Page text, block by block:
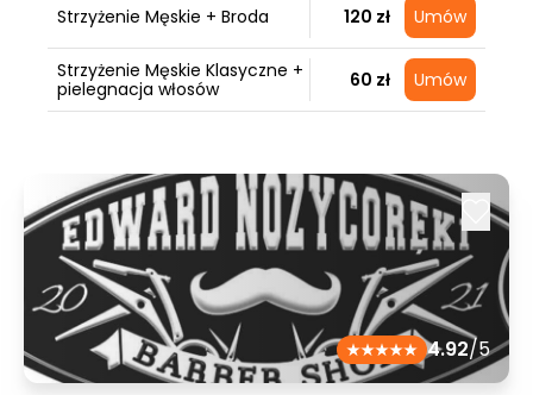
Strzyżenie Męskie + Broda 120 zł Umów
Strzyżenie Męskie Klasyczne +
pielegnacja włosów
60 zł Umów
4.92/5